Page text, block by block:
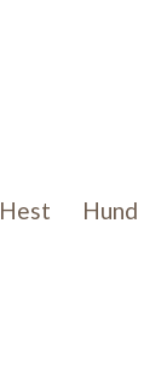
Hest Hund